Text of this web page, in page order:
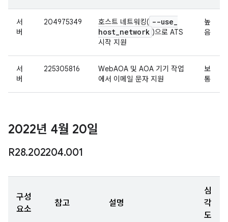
서
버
204975349 호스트 네트워킹( --use_
host_network )으로 ATS
시작 지원
높
음
서
버
225305816
WebAOA 및 AOA 기기 작업
에서 이메일 문자 지원
보
통
2022년 4월 20일
R28.202204.001
구성
요소
참고 설명
심
각
도